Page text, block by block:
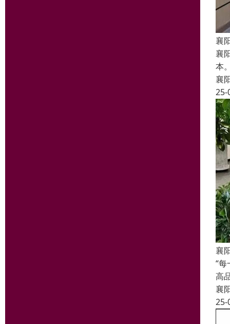
襄
襄
本
襄
25-
襄
“
高
襄
25-